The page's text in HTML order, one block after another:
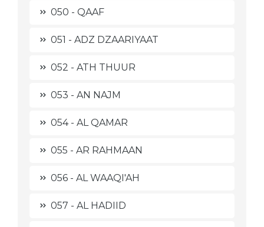
050 - QAAF
051 - ADZ DZAARIYAAT
052 - ATH THUUR
053 - AN NAJM
054 - AL QAMAR
055 - AR RAHMAAN
056 - AL WAAQI'AH
057 - AL HADIID